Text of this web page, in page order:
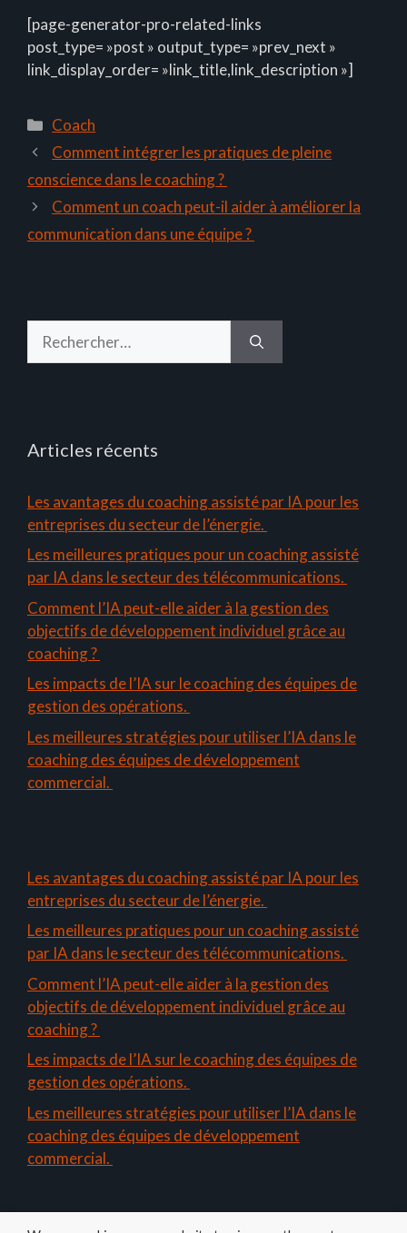
[page-generator-pro-related-links
post_type= »post » output_type= »prev_next »
link_display_order= »link_title,link_description »]
Catégories
Coach
Comment intégrer les pratiques de pleine
conscience dans le coaching ?
Comment un coach peut-il aider à améliorer la
communication dans une équipe ?
Articles récents
Les avantages du coaching assisté par IA pour les
entreprises du secteur de l’énergie.
Les meilleures pratiques pour un coaching assisté
par IA dans le secteur des télécommunications.
Comment l’IA peut-elle aider à la gestion des
objectifs de développement individuel grâce au
coaching ?
Les impacts de l’IA sur le coaching des équipes de
gestion des opérations.
Les meilleures stratégies pour utiliser l’IA dans le
coaching des équipes de développement
commercial.
Les avantages du coaching assisté par IA pour les
entreprises du secteur de l’énergie.
Les meilleures pratiques pour un coaching assisté
par IA dans le secteur des télécommunications.
Comment l’IA peut-elle aider à la gestion des
objectifs de développement individuel grâce au
coaching ?
Les impacts de l’IA sur le coaching des équipes de
gestion des opérations.
Les meilleures stratégies pour utiliser l’IA dans le
coaching des équipes de développement
commercial.